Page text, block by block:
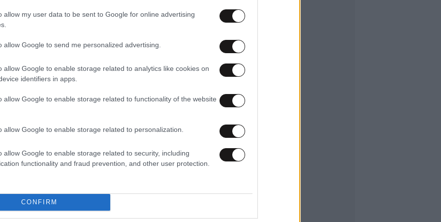
allow my user data to be sent to Google for online advertising
allow Google to send me personalized advertising.
allow Google to enable storage related to analytics like cookies on
identifiers in apps.
allow Google to enable storage related to functionality of the website
allow Google to enable storage related to personalization.
allow Google to enable storage related to security, including
functionality and fraud prevention, and other user protection.
CONFIRM
ειδικό πρόγραμμα – καθεστώς, για την
που πλήττονται προκειμένου να
τις ζημιές του κλάδου από την πανδημία του
ευρωπαϊκούς πόρους.
Επιβατηγού Ναυτιλίας( ΣΕΕΝ) σε
Ναυτιλίας αλλά και τα συναρμόδια
η οικονομική ενίσχυση των ακτοπλοϊκών
ούτως ώστε να εξασφαλισθεί η κάλυψη των
επίσης, ότι η επιβατική κίνηση θα
στους κατ’ ανάγκη
ή άλλα πολύ σοβαρά θέματα.
τη διακίνηση φορτηγών αυτοκινήτων,